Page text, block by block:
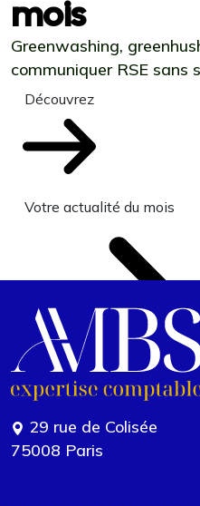
mois
Greenwashing,
communiquer RSE sans
Découvrez
Votre actualité du mois
29 rue de Colisée
75008 Paris